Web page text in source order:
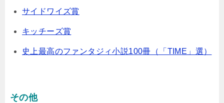
サイドワイズ賞
キッチーズ賞
史上最高のファンタジィ小説100冊（「TIME」選）
その他